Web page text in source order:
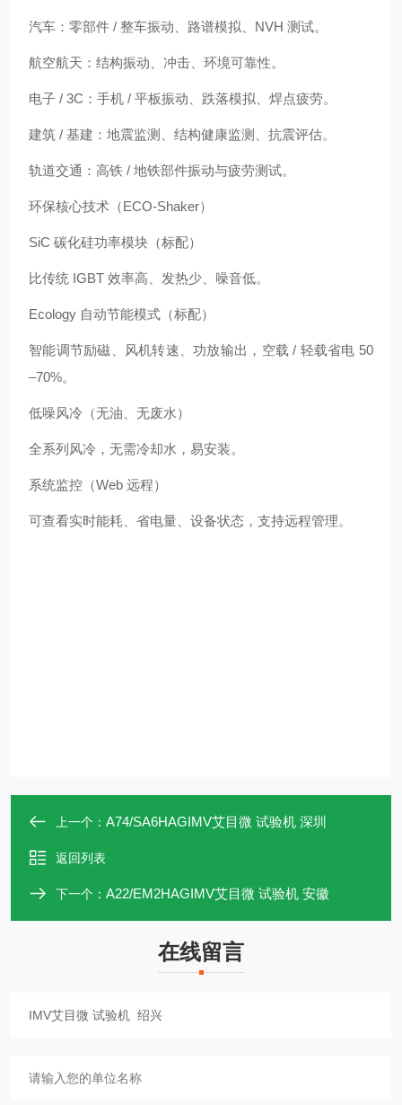
汽车：零部件 / 整车振动、路谱模拟、NVH 测试。
航空航天：结构振动、冲击、环境可靠性。
电子 / 3C：手机 / 平板振动、跌落模拟、焊点疲劳。
建筑 / 基建：地震监测、结构健康监测、抗震评估。
轨道交通：高铁 / 地铁部件振动与疲劳测试。
环保核心技术（ECO-Shaker）
SiC 碳化硅功率模块（标配）
比传统 IGBT 效率高、发热少、噪音低。
Ecology 自动节能模式（标配）
智能调节励磁、风机转速、功放输出，空载 / 轻载省电 50
–70%。
低噪风冷（无油、无废水）
全系列风冷，无需冷却水，易安装。
系统监控（Web 远程）
可查看实时能耗、省电量、设备状态，支持远程管理。
上一个： A74/SA6HAGIMV艾目微 试验机 深圳
返回列表
下一个： A22/EM2HAGIMV艾目微 试验机 安徽
在线留言